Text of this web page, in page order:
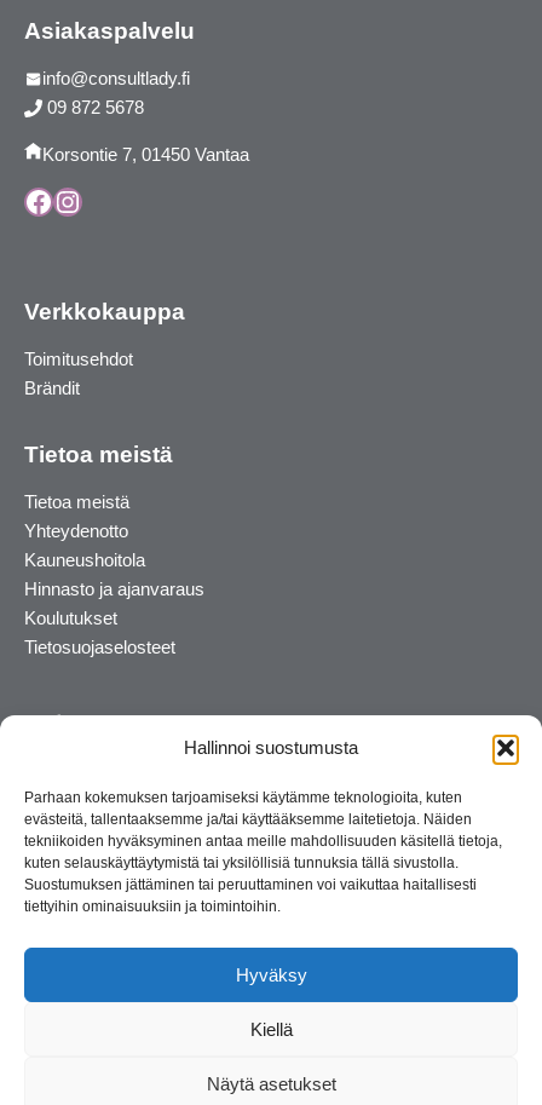
Hallinnoi suostumusta
Parhaan kokemuksen tarjoamiseksi käytämme teknologioita, kuten
evästeitä, tallentaaksemme ja/tai käyttääksemme laitetietoja. Näiden
tekniikoiden hyväksyminen antaa meille mahdollisuuden käsitellä tietoja,
kuten selauskäyttäytymistä tai yksilöllisiä tunnuksia tällä sivustolla.
Suostumuksen jättäminen tai peruuttaminen voi vaikuttaa haitallisesti
tiettyihin ominaisuuksiin ja toimintoihin.
Hyväksy
Kiellä
Näytä asetukset
Asiakaspalvelu
info@consultlady.fi
09 872 5678
Korsontie 7, 01450 Vantaa
Facebook
Instagram
Verkkokauppa
Toimitusehdot
Brändit
Tietoa meistä
Tietoa meistä
Yhteydenotto
Kauneushoitola
Hinnasto ja ajanvaraus
Koulutukset
Tietosuojaselosteet
perheyritys yli 35 vuotta.
© 2026 Consult Lady